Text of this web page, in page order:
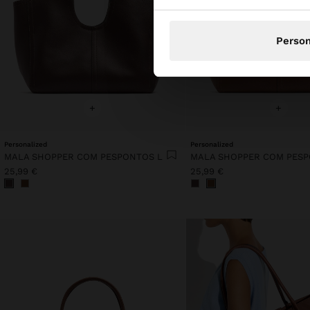
+
Personalized
MALA SHOPPER COM PESPONTOS L
25,99 €
+
Personalized
MALA SHOPPER COM
25,99 €